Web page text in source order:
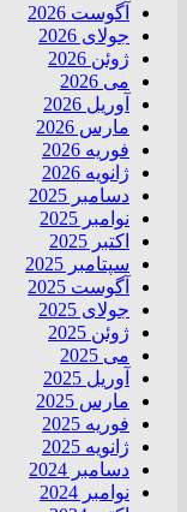
آگوست 2026
جولای 2026
ژوئن 2026
می 2026
آوریل 2026
مارس 2026
فوریه 2026
ژانویه 2026
دسامبر 2025
نوامبر 2025
اکتبر 2025
سپتامبر 2025
آگوست 2025
جولای 2025
ژوئن 2025
می 2025
آوریل 2025
مارس 2025
فوریه 2025
ژانویه 2025
دسامبر 2024
نوامبر 2024